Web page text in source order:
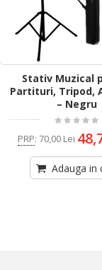
Stativ Muzical
Partituri, Tripod,
– Negru
PRP: 70,00 Lei
Adauga in